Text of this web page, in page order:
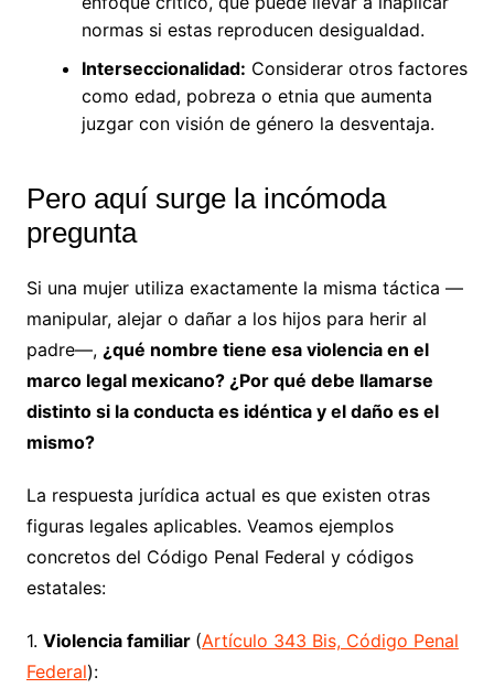
normas si estas reproducen desigualdad.
Interseccionalidad: Considerar otros factores
como edad, pobreza o etnia que aumenta
juzgar con visión de género la desventaja.
Pero aquí surge la incómoda
pregunta
Si una mujer utiliza exactamente la misma táctica —
manipular, alejar o dañar a los hijos para herir al
padre—, ¿qué nombre tiene esa violencia en el
marco legal mexicano? ¿Por qué debe llamarse
distinto si la conducta es idéntica y el daño es el
mismo?
La respuesta jurídica actual es que existen otras
figuras legales aplicables. Veamos ejemplos
concretos del Código Penal Federal y códigos
estatales:
1. Violencia familiar (Artículo 343 Bis, Código Penal
Federal):